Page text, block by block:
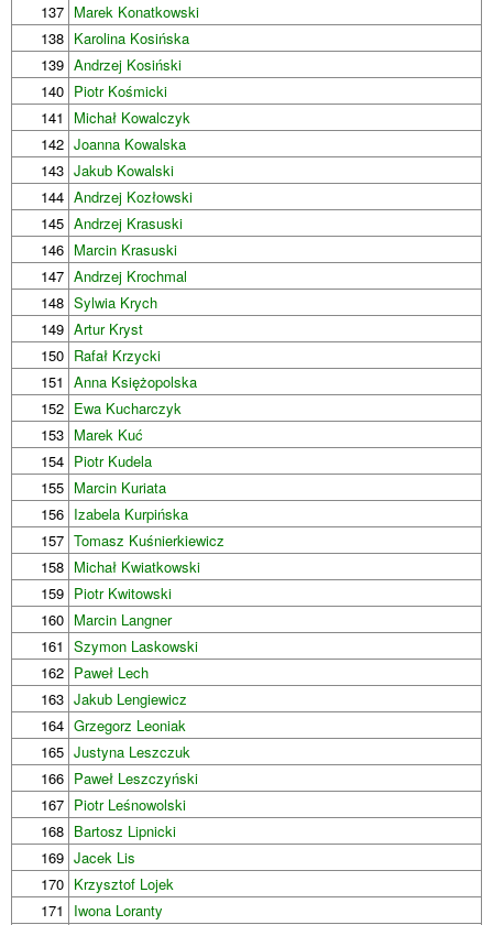
137 Marek Konatkowski
138 Karolina Kosińska
139 Andrzej Kosiński
140 Piotr Kośmicki
141
Michał Kowalczyk
142 Joanna Kowalska
143 Jakub Kowalski
144 Andrzej Kozłowski
145 Andrzej Krasuski
146 Marcin Krasuski
147 Andrzej Krochmal
148 Sylwia Krych
149 Artur Kryst
150 Rafał Krzycki
151 Anna Księżopolska
152 Ewa Kucharczyk
153 Marek Kuć
154 Piotr Kudela
155 Marcin Kuriata
156 Izabela Kurpińska
157 Tomasz Kuśnierkiewicz
158 Michał Kwiatkowski
159 Piotr Kwitowski
160 Marcin Langner
161 Szymon Laskowski
162 Paweł Lech
163 Jakub Lengiewicz
164 Grzegorz Leoniak
165 Justyna Leszczuk
166 Paweł Leszczyński
167 Piotr Leśnowolski
168 Bartosz Lipnicki
169 Jacek Lis
170 Krzysztof Lojek
171
Iwona Loranty